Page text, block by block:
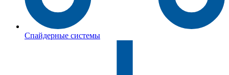
Спайдерные системы